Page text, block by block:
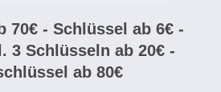
70€ - Schlüssel ab 6€ -
3 Schlüsseln ab 20€ -
ab 80€